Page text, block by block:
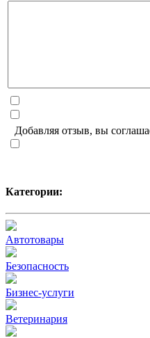
Добавляя отзыв, вы
Категории:
Автотовары
Безопасность
Бизнес-услуги
Ветеринария